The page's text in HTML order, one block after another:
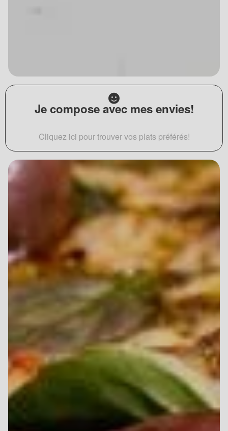
Je compose avec mes envies!
Cliquez ici pour trouver vos plats préférés!